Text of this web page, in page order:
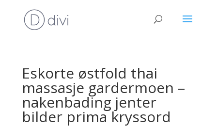
Eskorte østfold thai
massasje gardermoen –
nakenbading jenter
bilder prima kryssord